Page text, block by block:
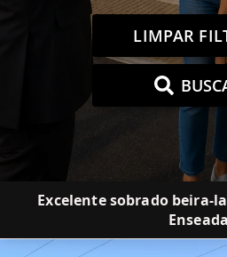
LIMPAR
Excelente sobrado beira-
Enseada